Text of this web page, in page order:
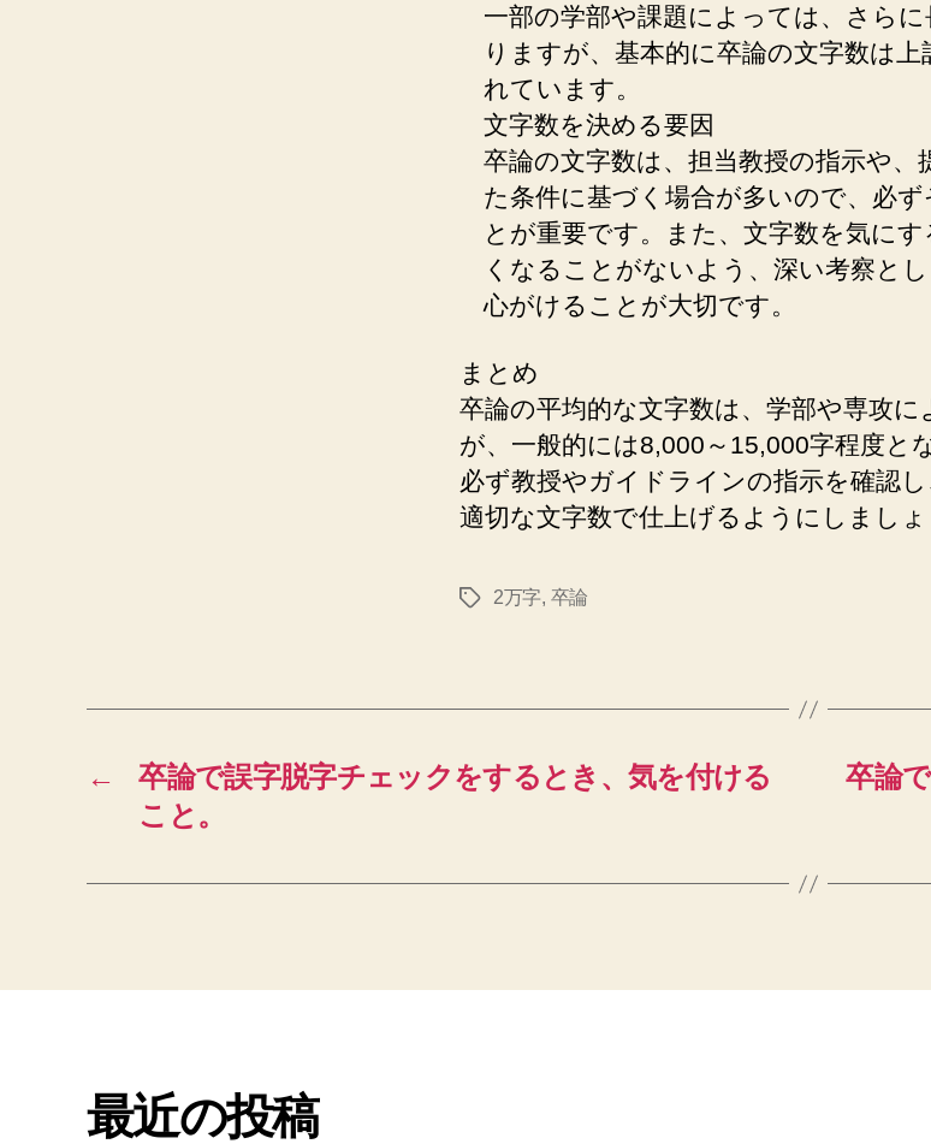
一部の学部や課題によっては、さら
りますが、基本的に卒論の文字数は上
れています。
文字数を決める要因
卒論の文字数は、担当教授の指示や、
た条件に基づく場合が多いので、必ず
とが重要です。また、文字数を気に
くなることがないよう、深い考察と
心がけることが大切です。
まとめ
卒論の平均的な文字数は、学部や専攻
が、一般的には8,000～15,000字程度と
必ず教授やガイドラインの指示を確認
適切な文字数で仕上げるようにしましょ
タ
2万字, 卒論
←
卒論で誤字脱字チェックをするとき、気を付ける
こと。
卒論
最近の投稿